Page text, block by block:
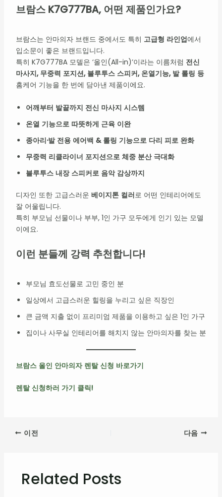
브람스 K7G777BA, 어떤 제품인가요?
브람스는 안마의자 브랜드 중에서도 특히 고급형 라인업에서
입소문이 좋은 브랜드입니다.
특히 K7G777BA 모델은 ‘올인(All-in)’이라는 이름처럼 전신
마사지, 무중력 포지션, 블루투스 스피커, 온열기능, 발 롤링 등
홈케어 기능을 한 번에 담아낸 제품이에요.
어깨부터 발끝까지 전신 마사지 시스템
온열 기능으로 따뜻하게 근육 이완
종아리·발 전용 에어백 & 롤링 기능으로 다리 피로 완화
무중력 리클라이너 포지션으로 체중 분산 극대화
블루투스 내장 스피커로 음악 감상까지
디자인 또한 고급스러운 베이지톤 컬러로 어떤 인테리어에도
잘 어울립니다.
특히 부모님 선물이나 부부, 1인 가구 모두에게 인기 있는 모델
이에요.
이런 분들께 강력 추천합니다!
부모님 효도선물로 고민 중인 분
일상에서 고급스러운 힐링을 누리고 싶은 직장인
큰 금액 지출 없이 프리미엄 제품을 이용하고 싶은 1인 가구
집이나 사무실 인테리어를 해치지 않는 안마의자를 찾는 분
브람스 올인 안마의자 렌탈 신청 바로가기
렌탈 신청하러 가기 클릭!
이전 다음
Related Posts